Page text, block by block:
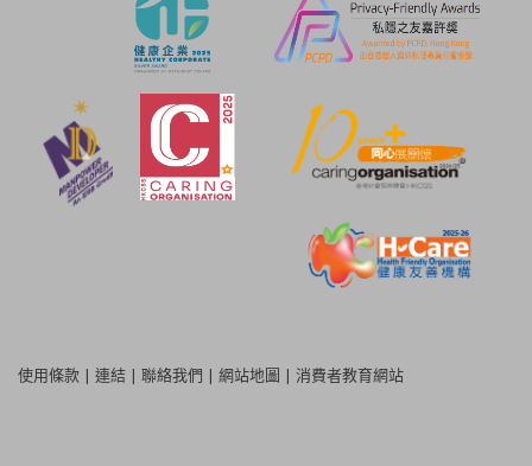
使用條款 | 連結 | 聯絡我們 | 網站地圖 | 消費者教育網站